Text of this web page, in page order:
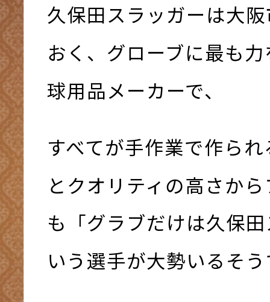
久保田スラッガーは大
おく、グローブに最も
球用品メーカーで、
すべてが手作業で作ら
とクオリティの高さか
も「グラブだけは久保
いう選手が大勢いるそ